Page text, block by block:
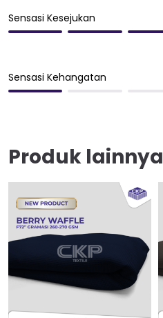
Sensasi Kesejukan
Sensasi Kehangatan
Produk lainnya